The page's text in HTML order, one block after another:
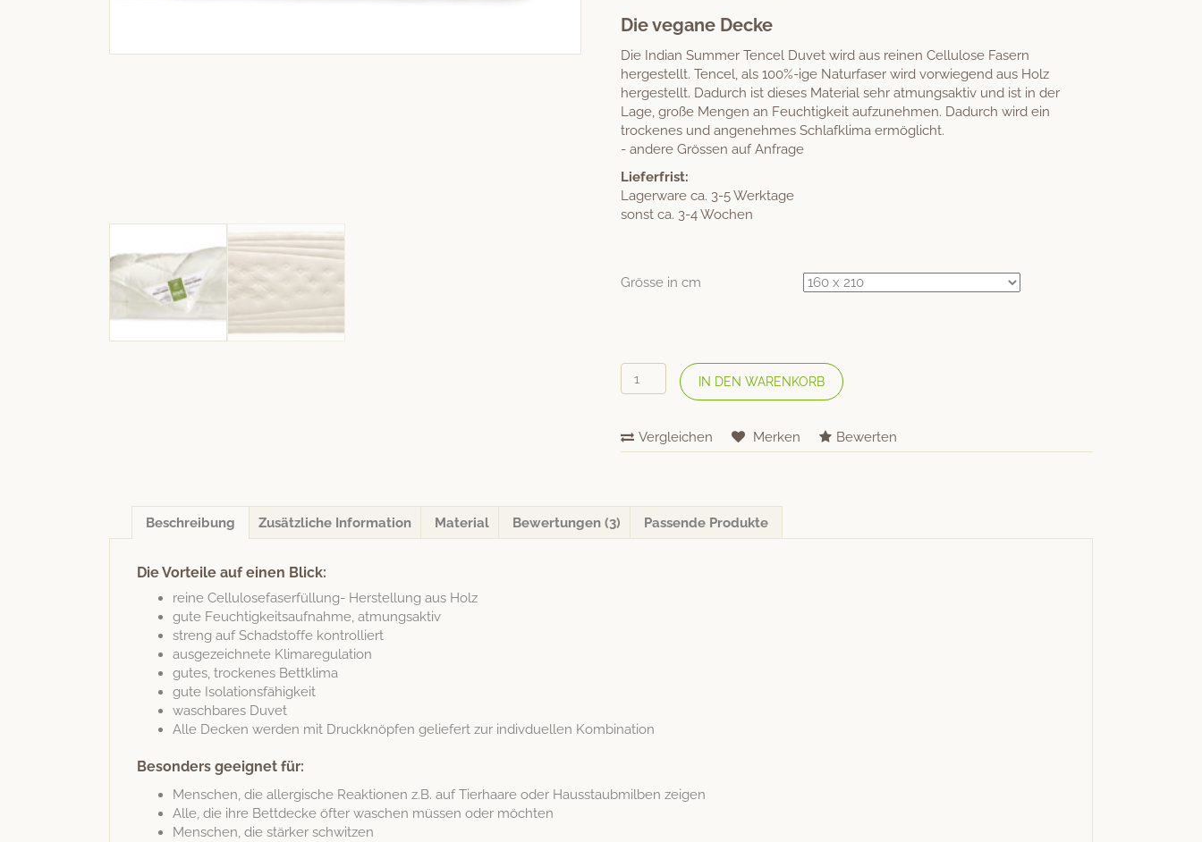
Die vegane Decke
Die Indian Summer Tencel Duvet wird aus reinen Cellulose Fasern
hergestellt. Tencel, als 100%-ige Naturfaser wird vorwiegend aus Holz
hergestellt. Dadurch ist dieses Material sehr atmungsaktiv und ist in der
Lage, große Mengen an Feuchtigkeit aufzunehmen. Dadurch wird ein
trockenes und angenehmes Schlafklima ermöglicht.
- andere Grössen auf Anfrage
Lieferfrist:
Lagerware ca. 3-5 Werktage
sonst ca. 3-4 Wochen
Grösse in cm
DORMIENTE
Ganzjahres
Decke
«Indian
IN DEN WARENKORB
Vergleichen Merken Bewerten
Beschreibung Zusätzliche Information Material Bewertungen (3) Passende Produkte
Die Vorteile auf einen Blick:
reine Cel­lu­lose­faser­fül­lung- Her­stel­lung aus Holz
gute Feuchtigkeit­sauf­nahme, atmungsaktiv
streng auf Schad­stoffe kontrolliert
aus­geze­ich­nete Klimaregulation
gutes, trock­enes Bettklima
gute Iso­la­tions­fähigkeit
waschbares Duvet
Alle Deck­en wer­den mit Druck­knöpfen geliefert zur indi­v­du­ellen Kombination
Besonders geeignet für:
Men­schen, die aller­gis­che Reak­tio­nen z.B. auf Tier­haare oder Hausstaub­mil­ben zeigen
Alle, die ihre Bettdecke öfter waschen müssen oder möchten
Men­schen, die stärk­er schwitzen